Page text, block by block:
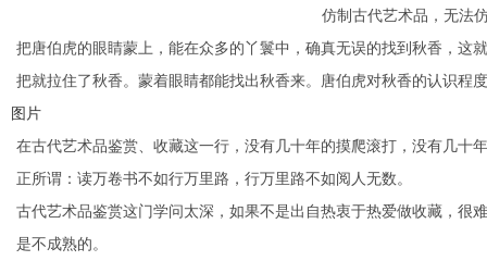
仿制古代艺术品，无法
把唐伯虎的眼睛蒙上，能在众多的丫鬟中，确真无误的找到秋香，这
把就拉住了秋香。蒙着眼睛都能找出秋香来。唐伯虎对秋香的认识程
图片
在古代艺术品鉴赏、收藏这一行，没有几十年的摸爬滚打，没有几十
正所谓：读万卷书不如行万里路，行万里路不如阅人无数。
古代艺术品鉴赏这门学问太深，如果不是出自热衷于热爱做收藏，很
是不成熟的。